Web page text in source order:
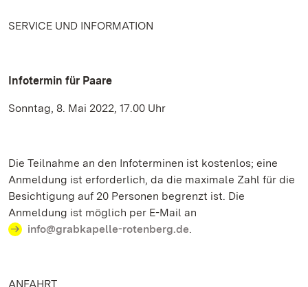
SERVICE UND INFORMATION
Infotermin für Paare
Sonntag, 8. Mai 2022, 17.00 Uhr
Die Teilnahme an den Infoterminen ist kostenlos; eine
Anmeldung ist erforderlich, da die maximale Zahl für die
Besichtigung auf 20 Personen begrenzt ist. Die
Anmeldung ist möglich per E-Mail an
info@grabkapelle-rotenberg.de.
ANFAHRT